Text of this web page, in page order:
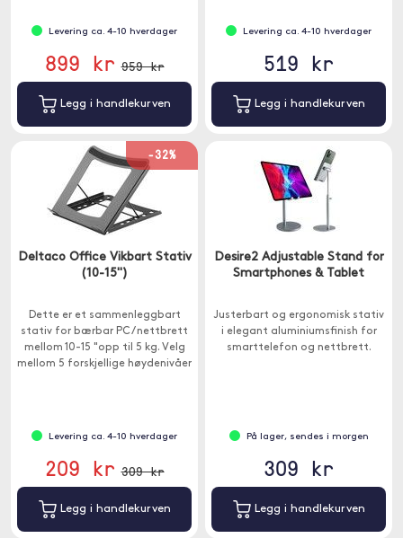
Levering ca. 4-10 hverdager
899 kr 959 kr
Legg i handlekurven
Levering ca. 4-10 hverdager
519 kr
Legg i handlekurven
-32%
Deltaco Office Vikbart Stativ
(10-15")
Dette er et sammenleggbart
stativ for bærbar PC / nettbrett
mellom 10-15 "opp til 5 kg. Velg
mellom 5 forskjellige høydenivåer
Levering ca. 4-10 hverdager
209 kr 309 kr
Legg i handlekurven
Desire2 Adjustable Stand for
Smartphones & Tablet
Justerbart og ergonomisk stativ
i elegant aluminiumsfinish for
smarttelefon og nettbrett.
På lager, sendes i morgen
309 kr
Legg i handlekurven